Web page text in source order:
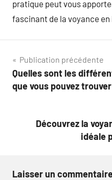
pratique peut vous
fascinant de la voyance en
Navigation
de
Publication précédente
Quelles sont les
que vous pouvez
Découvrez la
idéale
Laisser un